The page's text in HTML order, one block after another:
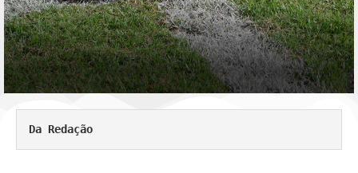
Da Redação